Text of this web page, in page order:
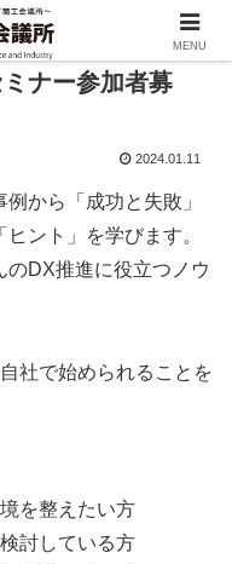
ミナー参加者募
2024.01.11
から「成功と失敗」
ント」を学びます。
DX推進に役立つノウ
社で始められることを
を整えたい方
討している方
MENU